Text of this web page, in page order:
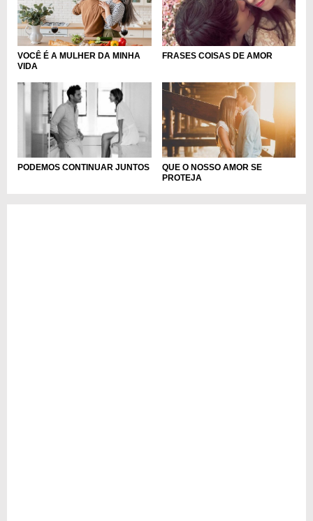
VOCÊ É A MULHER DA MINHA
VIDA
FRASES COISAS DE AMOR
PODEMOS CONTINUAR JUNTOS
QUE O NOSSO AMOR SE
PROTEJA